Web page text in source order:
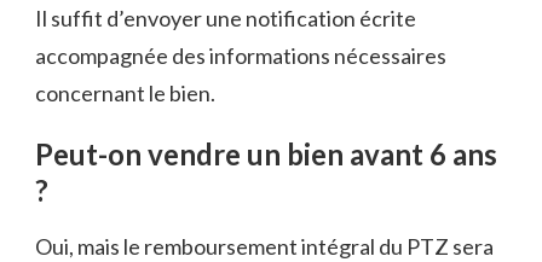
Il suffit d’envoyer une notification écrite
accompagnée des informations nécessaires
concernant le bien.
Peut-on vendre un bien avant 6 ans
?
Oui, mais le remboursement intégral du PTZ sera